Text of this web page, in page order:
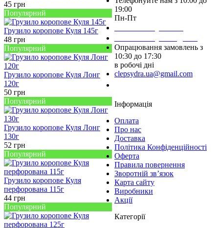
45 грн
Популярний
Грузило коропове Куля 145г
48 грн
Популярний
Грузило коропове Куля Лонг
120г
50 грн
Популярний
Грузило коропове Куля Лонг
130г
52 грн
Популярний
Грузило коропове Куля
перфорована 115г
44 грн
Популярний
19:00
Пн-Пт
Опрацювання замовлень з
10:30 до 17:30
в робочі дні
clepsydra.ua@gmail.com
Інформація
Оплата
Про нас
Доставка
Політика Конфіденційності
Оферта
Правила повернення
Зворотній зв’язок
Карта сайту
Виробники
Акції
Категорії